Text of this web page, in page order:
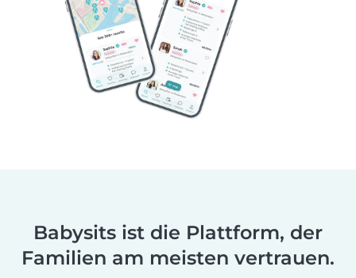
Babysits ist die Plattform, der
Familien am meisten vertrauen.